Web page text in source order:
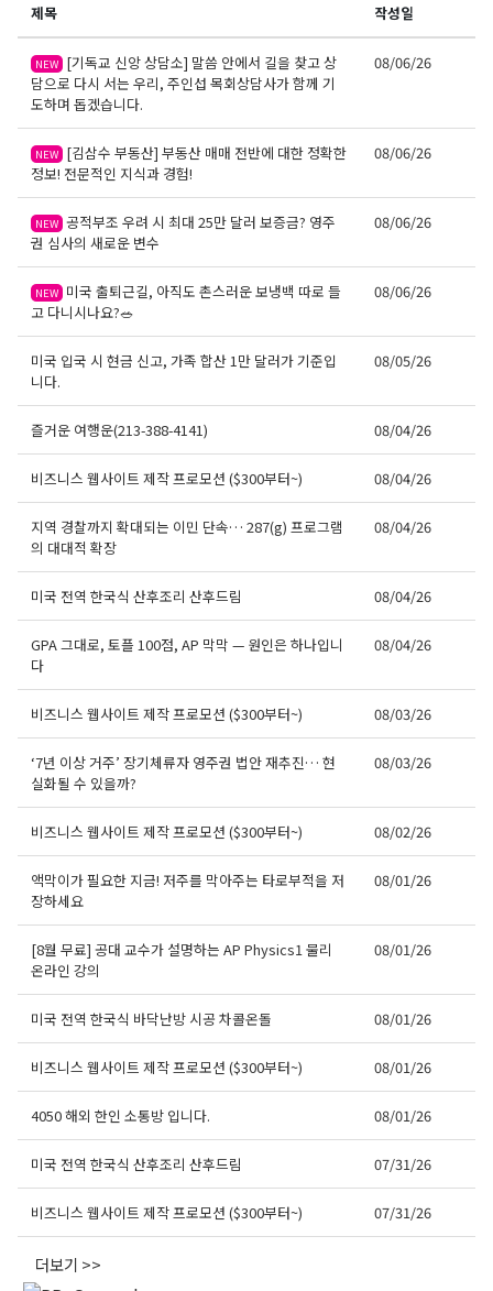
제목 작성일
NEW [기독교 신앙 상담소] 말씀 안에서 길을 찾고 상
담으로 다시 서는 우리, 주인섭 목회상담사가 함께 기
도하며 돕겠습니다.
08/06/26
NEW [김삼수 부동산] 부동산 매매 전반에 대한 정확한
정보! 전문적인 지식과 경험!
08/06/26
NEW 공적부조 우려 시 최대 25만 달러 보증금? 영주
권 심사의 새로운 변수
08/06/26
NEW 미국 출퇴근길, 아직도 촌스러운 보냉백 따로 들
고 다니시나요?🥗
08/06/26
미국 입국 시 현금 신고, 가족 합산 1만 달러가 기준입
니다.
08/05/26
즐거운 여행운(213-388-4141) 08/04/26
비즈니스 웹사이트 제작 프로모션 ($300부터~) 08/04/26
지역 경찰까지 확대되는 이민 단속… 287(g) 프로그램
의 대대적 확장
08/04/26
미국 전역 한국식 산후조리 산후드림 08/04/26
GPA 그대로, 토플 100점, AP 막막 — 원인은 하나입니
다
08/04/26
비즈니스 웹사이트 제작 프로모션 ($300부터~) 08/03/26
‘7년 이상 거주’ 장기체류자 영주권 법안 재추진… 현
실화될 수 있을까?
08/03/26
비즈니스 웹사이트 제작 프로모션 ($300부터~) 08/02/26
액막이가 필요한 지금! 저주를 막아주는 타로부적을 저
장하세요
08/01/26
[8월 무료] 공대 교수가 설명하는 AP Physics1 물리
온라인 강의
08/01/26
미국 전역 한국식 바닥난방 시공 차콜온돌 08/01/26
비즈니스 웹사이트 제작 프로모션 ($300부터~) 08/01/26
4050 해외 한인 소통방 입니다. 08/01/26
미국 전역 한국식 산후조리 산후드림 07/31/26
비즈니스 웹사이트 제작 프로모션 ($300부터~) 07/31/26
더보기 >>
오레곤K 뉴스레터 구독
매주 오레곤K 뉴스레터를 통해 다양한 로컬소식과
오레곤 한인 사회 정보를 받아보실수 있습니다.
Email
First Name